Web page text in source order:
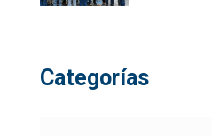
Categorías